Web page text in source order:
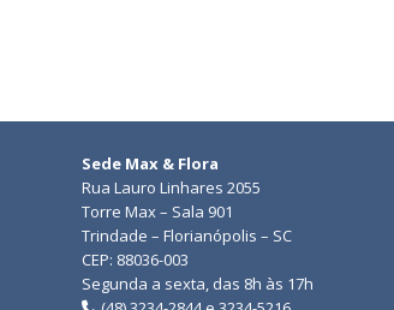
Sede Max & Flora
Rua Lauro Linhares 2055
Torre Max – Sala 901
Trindade – Florianópolis – SC
CEP: 88036-003
Segunda a sexta, das 8h às 17h